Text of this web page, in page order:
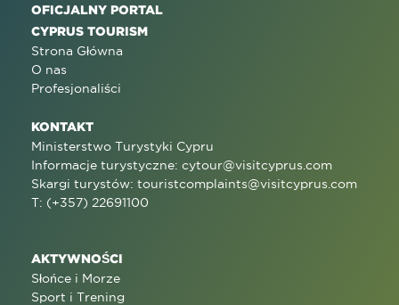
OFICJALNY PORTAL
CYPRUS TOURISM
Strona Główna
O nas
Profesjonaliści
KONTAKT
Ministerstwo Turystyki Cypru
Informacje turystyczne: cytour@visitcyprus.com
Skargi turystów: touristcomplaints@visitcyprus.com
T: (+357) 22691100
AKTYWNOŚCI
Słońce i Morze
Sport i Trening